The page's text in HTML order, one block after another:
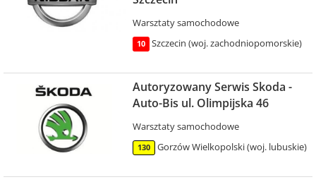
Warsztaty samochodowe
10 Szczecin (woj. zachodniopomorskie)
Autoryzowany Serwis Skoda -
Auto-Bis ul. Olimpijska 46
Warsztaty samochodowe
130 Gorzów Wielkopolski (woj. lubuskie)